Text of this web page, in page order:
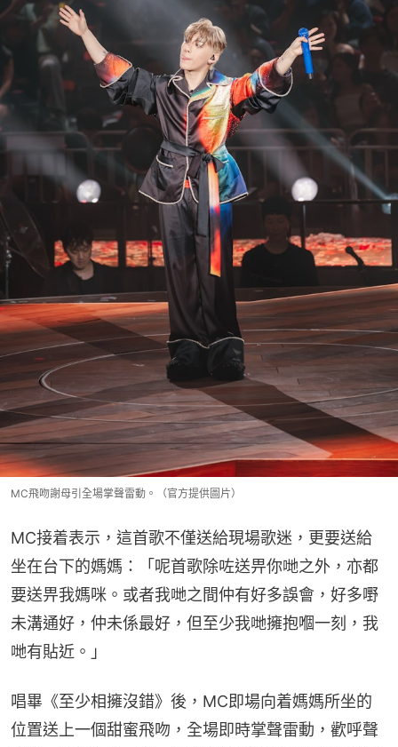
MC飛吻謝母引全場掌聲雷動。（官方提供圖片）
MC接着表示，這首歌不僅送給現場歌迷，更要送給
坐在台下的媽媽：「呢首歌除咗送畀你哋之外，亦都
要送畀我媽咪。或者我哋之間仲有好多誤會，好多嘢
未溝通好，仲未係最好，但至少我哋擁抱嗰一刻，我
哋有貼近。」
唱畢《至少相擁沒錯》後，MC即場向着媽媽所坐的
位置送上一個甜蜜飛吻，全場即時掌聲雷動，歡呼聲